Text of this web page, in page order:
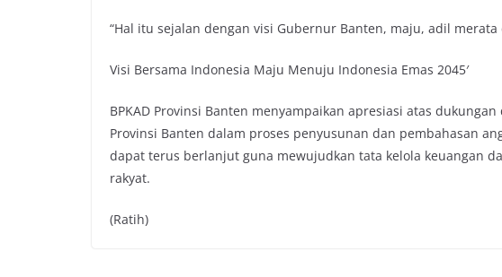
“Hal itu sejalan dengan visi Gubernur Banten, maju, adil merata
Visi Bersama Indonesia Maju Menuju Indonesia Emas 2045′
BPKAD Provinsi Banten menyampaikan apresiasi atas
Provinsi Banten dalam proses penyusunan dan pembahasan
dapat terus berlanjut guna mewujudkan tata kelola keuangan
rakyat.
(Ratih)